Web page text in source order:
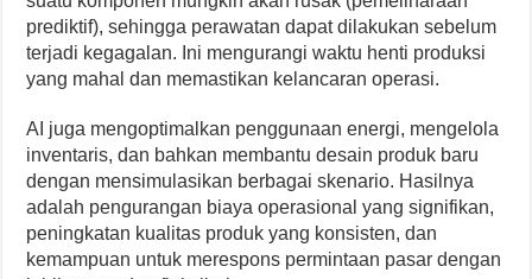
prediktif), sehingga perawatan dapat dilakukan sebelum
terjadi kegagalan. Ini mengurangi waktu henti produksi
yang mahal dan memastikan kelancaran operasi.
AI juga mengoptimalkan penggunaan energi, mengelola
inventaris, dan bahkan membantu desain produk baru
dengan mensimulasikan berbagai skenario. Hasilnya
adalah pengurangan biaya operasional yang signifikan,
peningkatan kualitas produk yang konsisten, dan
kemampuan untuk merespons permintaan pasar dengan